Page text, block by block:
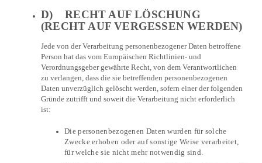
D) RECHT AUF LÖSCHUNG
(RECHT AUF VERGESSEN WERDEN)
Jede von der Verarbeitung personenbezogener Daten betroffene
Person hat das vom Europäischen Richtlinien- und
Verordnungsgeber gewährte Recht, von dem Verantwortlichen
zu verlangen, dass die sie betreffenden personenbezogenen
Daten unverzüglich gelöscht werden, sofern einer der folgenden
Gründe zutrifft und soweit die Verarbeitung nicht erforderlich
ist:
Die personenbezogenen Daten wurden für solche
Zwecke erhoben oder auf sonstige Weise verarbeitet,
für welche sie nicht mehr notwendig sind.